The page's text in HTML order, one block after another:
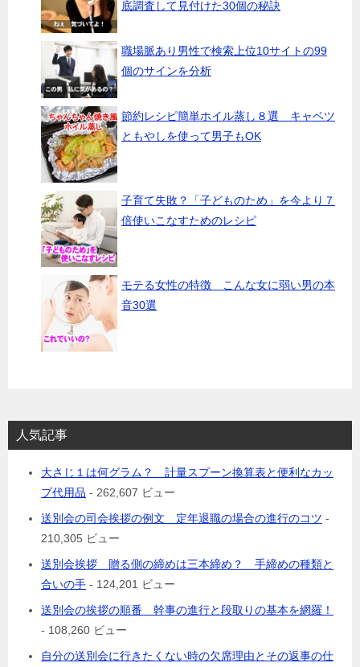
底調査して見付けた30個の秘訣
職場脈あり男性で検索上位10サイトの99
個のサインを分析
節約レシピ簡単ホイル蒸し８選 キャベツ
ともやしを使って男子もOK
子育て失敗？「子どものため」を今より７
倍使いこなすためのレシピ
モテる女性の特徴 こんな女に弱い男の本
音30選
人気記事
大さじ１は何グラム？ 計量スプーン換算表と便利なカッ
プ代用品 - 262,607 ビュー
送別会の司会挨拶の例文 定年退職の場合の進行のコツ -
210,305 ビュー
送別会挨拶 贈る側の締めは三本締め？ 手締めの種類と
合いの手 - 124,201 ビュー
送別会の挨拶の順番 幹事の進行と段取りの基本を網羅！
- 108,260 ビュー
自分の送別会に行きたくない時の欠席理由とその返事の仕